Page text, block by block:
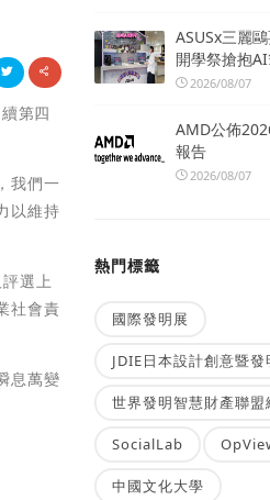
第四
我們一
以維持
選上
社會責
息萬變
ASUSx三麗
開學祭搶抱AI
2026/08/07
AMD公佈
報告
2026/08/07
熱門標籤
國際發明展
JDIE日本設計創意暨發
世界發明智慧財產聯盟
SocialLab
中國文化大學